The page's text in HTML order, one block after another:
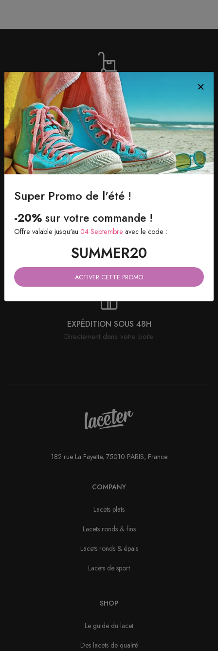
LIVRAISON OFFERTE
dès 4 paires achetées
PAIEMENT 100% SÉCURISÉ
SATISFAIT OU REMBOURSÉ
Retour possible sous 30 jours
EXPÉDITION SOUS 48H
Directement dans votre boite
182 rue La Fayette, 75010 PARIS, France
COMPANY
Lacets plats
Lacets ronds & fins
Lacets ronds & épais
Lacets de sport
SHOP
Le guide du lacet
Des lacets de qualité
Super Promo de l'été !
-20% sur votre commande !
Offre valable jusqu'au 04 Septembre avec le code :
SUMMER20
ACTIVER CETTE PROMO